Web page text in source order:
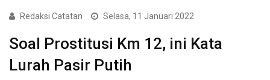
Redaksi Catatan Selasa, 11 Januari 2022
Soal Prostitusi Km 12, ini Kata
Lurah Pasir Putih